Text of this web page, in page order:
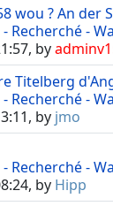
wou ? An der
Recherché -
by
Titelberg
Recherché -
by jmo
Recherché -
by Hipp